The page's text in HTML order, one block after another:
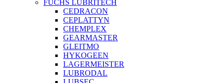
FUCHS LUBRITECH
CEDRACON
CEPLATTYN
CHEMPLEX
GEARMASTER
GLEITMO
HYKOGEEN
LAGERMEISTER
LUBRODAL